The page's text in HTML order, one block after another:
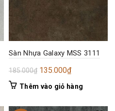
Sàn Nhựa Galaxy MSS 3111
185.000₫ Giá
gốc
185.000₫.
135.000₫Giá
hiện
là:
Thêm vào giỏ hàng